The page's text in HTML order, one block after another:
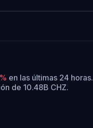
en las últimas 24 horas.
de 10.48B CHZ.